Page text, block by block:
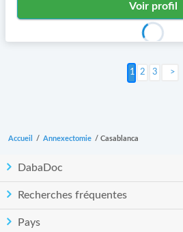
Voir profil
2 3 Suivant >
Accueil / Annexectomie / Casablanca
DabaDoc
Recherches fréquentes
Pays